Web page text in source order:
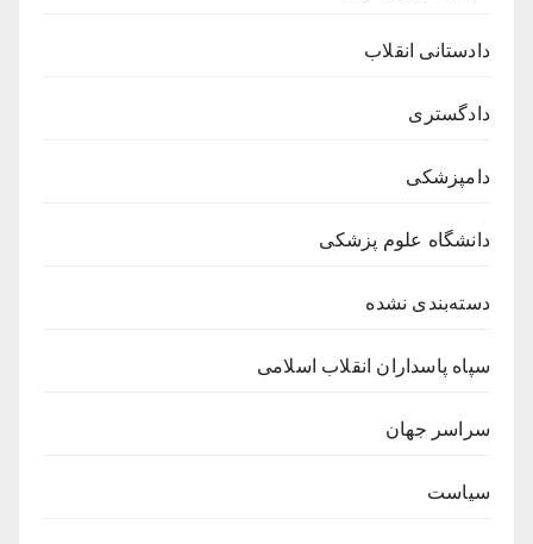
دادستانی انقلاب
دادگستری
دامپزشکی
دانشگاه علوم پزشکی
دسته‌بندی نشده
سپاه پاسداران انقلاب اسلامی
سراسر جهان
سیاست